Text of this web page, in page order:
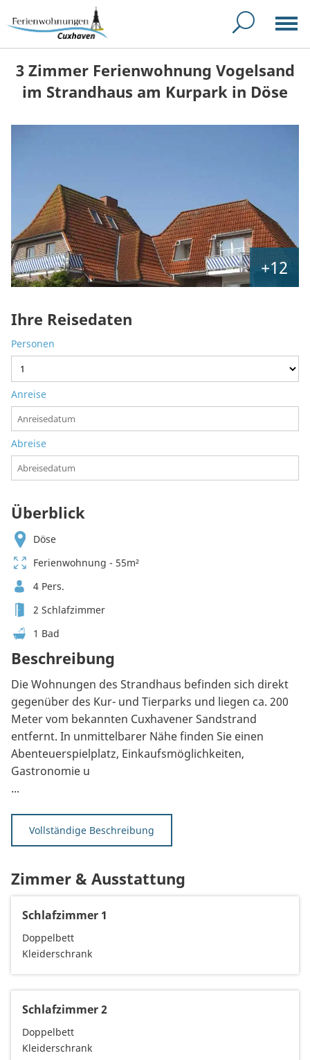
3 Zimmer Ferienwohnung Vogelsand
im Strandhaus am Kurpark in Döse
+12
Ihre Reisedaten
Personen
Anreise
Abreise
Überblick
Döse
Ferienwohnung - 55m²
4 Pers.
2 Schlafzimmer
1 Bad
Beschreibung
Die Wohnungen des Strandhaus befinden sich direkt
gegenüber des Kur- und Tierparks und liegen ca. 200
Meter vom bekannten Cuxhavener Sandstrand
entfernt. In unmittelbarer Nähe finden Sie einen
Abenteuerspielplatz, Einkaufsmöglichkeiten,
Gastronomie u
...
Vollständige Beschreibung
Zimmer & Ausstattung
Schlafzimmer 1
Doppelbett
Kleiderschrank
Schlafzimmer 2
Doppelbett
Kleiderschrank